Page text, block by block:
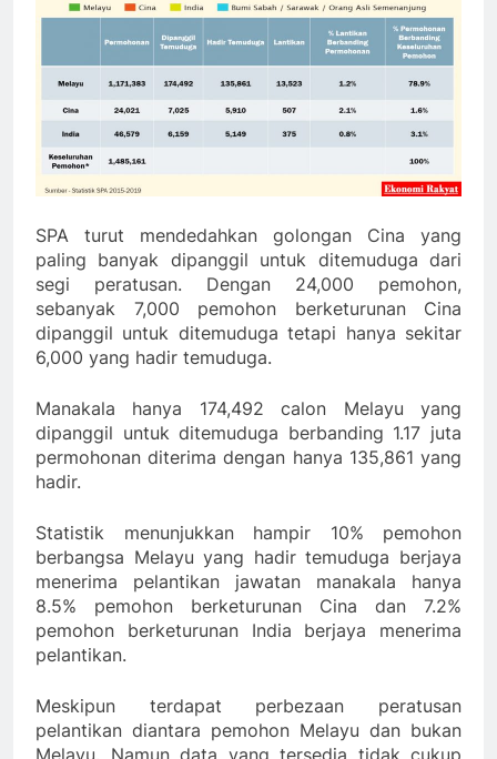
SPA turut mendedahkan golongan Cina yang
paling banyak dipanggil untuk ditemuduga dari
segi peratusan. Dengan 24,000 pemohon,
sebanyak 7,000 pemohon berketurunan Cina
dipanggil untuk ditemuduga tetapi hanya sekitar
6,000 yang hadir temuduga.
Manakala hanya 174,492 calon Melayu yang
dipanggil untuk ditemuduga berbanding 1.17 juta
permohonan diterima dengan hanya 135,861 yang
hadir.
Statistik menunjukkan hampir 10% pemohon
berbangsa Melayu yang hadir temuduga berjaya
menerima pelantikan jawatan manakala hanya
8.5% pemohon berketurunan Cina dan 7.2%
pemohon berketurunan India berjaya menerima
pelantikan.
Meskipun terdapat perbezaan peratusan
pelantikan diantara pemohon Melayu dan bukan
Melayu. Namun data yang tersedia tidak cukup